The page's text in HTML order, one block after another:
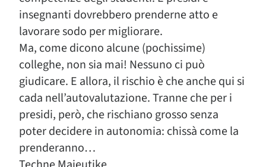
insegnanti dovrebbero prenderne atto e
lavorare sodo per migliorare.
Ma, come dicono alcune (pochissime)
colleghe, non sia mai! Nessuno ci può
giudicare. E allora, il rischio è che anche qui si
cada nell’autovalutazione. Tranne che per i
presidi, però, che rischiano grosso senza
poter decidere in autonomia: chissà come la
prenderanno…